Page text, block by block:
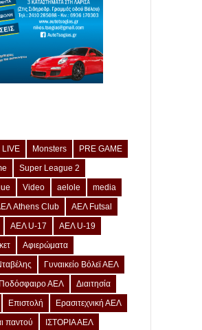
LIVE Monsters
PRE GAME
Super League 2
Video aelole
media
Athens Club
ΑΕΛ Futsal
ΑΕΛ U-17
ΑΕΛ U-19
Αφιερώματα
Γυναικείο Βόλεϊ ΑΕΛ
Ποδόσφαιρο ΑΕΛ
Διαιτησία
Επιστολή
Ερασιτεχνική ΑΕΛ
παντού
ΙΣΤΟΡΙΑ ΑΕΛ